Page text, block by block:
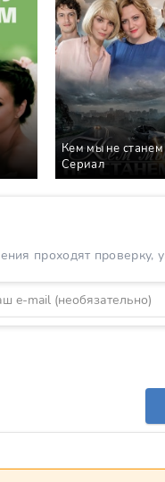
Кем мы не станем
Сериал
проходят проверку,